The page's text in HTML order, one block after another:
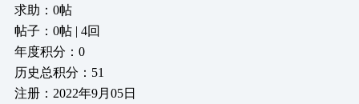
求助：0帖
帖子：0帖 | 4回
年度积分：0
历史总积分：51
注册：2022年9月05日